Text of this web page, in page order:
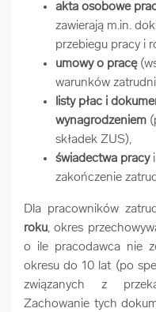
akta osobowe
zawierają m.in.
przebiegu pracy i
umowy o pracę
warunków
listy płac i
wynagrodzeniem
składek ZUS),
świadectwa pracy
zakończenie
Dla pracowników
roku, okres
o ile pracodawca nie
okresu do 10 lat (po
związanych z
Zachowanie tych